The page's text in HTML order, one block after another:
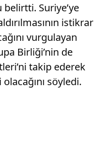
Suriye’ye
istikrar
vurgulayan
Birliği’nin de
takip ederek
söyledi.